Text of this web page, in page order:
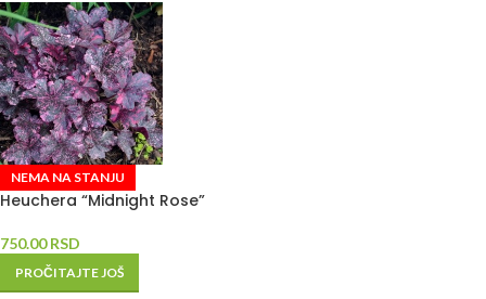
NEMA NA STANJU
Heuchera “Midnight Rose”
750.00RSD
PROČITAJTE JOŠ